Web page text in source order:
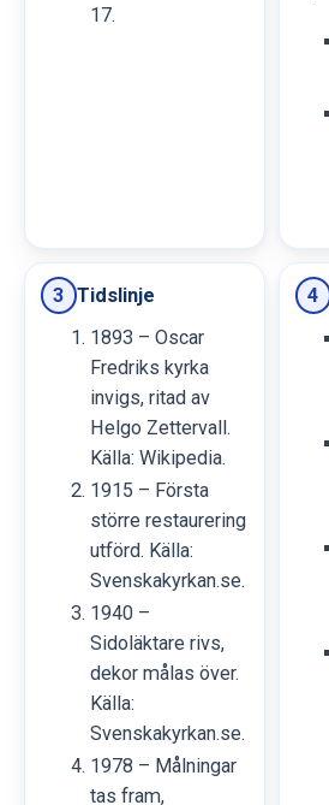
17.
3 Tidslinje
1893 – Oscar
Fredriks kyrka
invigs, ritad av
Helgo Zettervall.
Källa: Wikipedia.
1915 – Första
större restaurering
utförd. Källa:
Svenskakyrkan.se.
1940 –
Sidoläktare rivs,
dekor målas över.
Källa:
Svenskakyrkan.se.
1978 – Målningar
tas fram,
4